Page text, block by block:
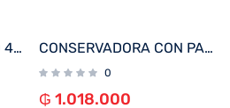
BOLSA TERMICA IGLOO 40 LATAS COLLAPSIBLE GRIS 66324 CONSERVADORA CON PARLANTE IGLOO 13L KOOLTUNES ROSA 27733
0
₲ 1.018.000